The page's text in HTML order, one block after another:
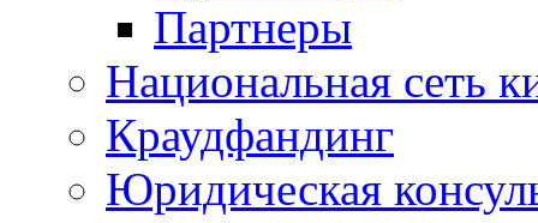
Партнеры
Национальная сеть
Краудфандинг
Юридическая